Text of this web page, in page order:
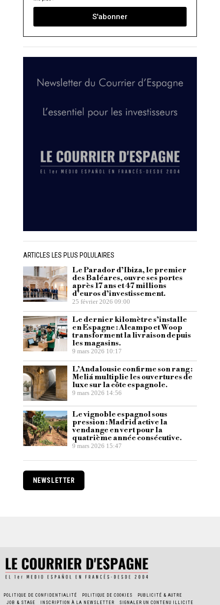
S'abonner
ARTICLES LES PLUS POLULAIRES
Le Parador d’Ibiza, le premier
des Baléares, ouvre ses portes
après 17 ans et 47 millions
d’euros d’investissement.
25 février 2026 09:00
Le dernier kilomètre s’installe
en Espagne : Alcampo et Woop
transforment la livraison depuis
les magasins.
9 mars 2026 10:17
L’Andalousie confirme son rang :
Meliá multiplie les ouvertures de
luxe sur la côte espagnole.
9 mars 2026 14:56
Le vignoble espagnol sous
pression : Madrid active la
vendange en vert pour la
quatrième année consécutive.
9 mars 2026 15:47
NEWSLETTER
POLITIQUE DE CONFIDENTIALITÉ POLITIQUE DE COOKIES
PUBLICITÉ & AUTRE
JOB & STAGE
INSCRIPTION À LA NEWSLETTER SIGNALER UN CONTENU ILLICITE